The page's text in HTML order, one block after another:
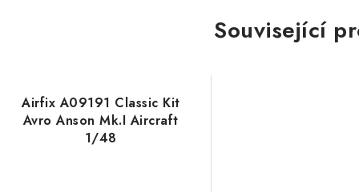
Související
Airfix A09191 Classic Kit
Avro Anson Mk.I Aircraft
1/48